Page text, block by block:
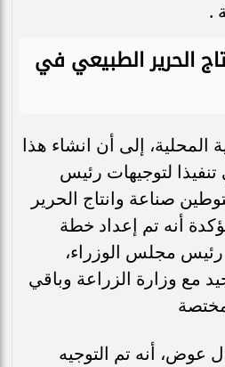
.
الحرير الطبيعي في
المحلية، إلى أن انشاء هذا
تنفيذا لتوجيهات رئيس
صناعة وانتاج الحرير
أنه تم إعداد خطة
مجلس الوزراء،
مع وزارة الزراعة وباقي
عوض، أنه تم التوجيه